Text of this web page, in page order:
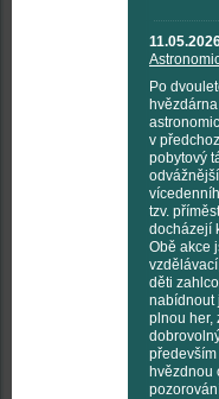
Po
v
pobytový
tzv.
docházejí
Obě akce
děti
nabídnout
plnou her,
hvězdnou